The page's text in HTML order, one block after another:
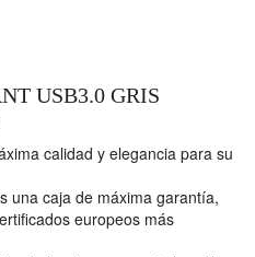
USB3.0 GRIS
calidad y elegancia para su
una caja de máxima garantía,
europeos más